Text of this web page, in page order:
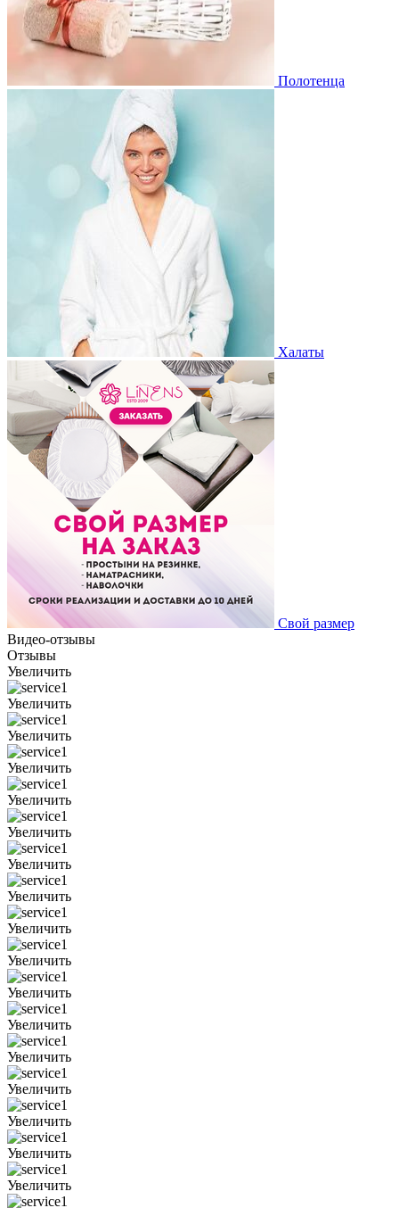
Полотенца
Халаты
Свой размер
Видео-отзывы
Отзывы
Увеличить
Увеличить
Увеличить
Увеличить
Увеличить
Увеличить
Увеличить
Увеличить
Увеличить
Увеличить
Увеличить
Увеличить
Увеличить
Увеличить
Увеличить
Увеличить
Увеличить